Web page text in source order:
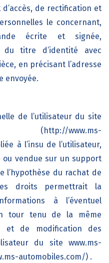
de rectification et
le concernant,
écrite et signée,
du titre d’identité avec
en précisant l’adresse
envoyée.
de l’utilisateur du site
(http://www.ms-
à l’insu de l’utilisateur,
ou vendue sur un support
l’hypothèse du rachat de
droits permettrait la
à l’éventuel
tour tenu de la même
et de modification des
du site www.ms-
automobiles.com/) .